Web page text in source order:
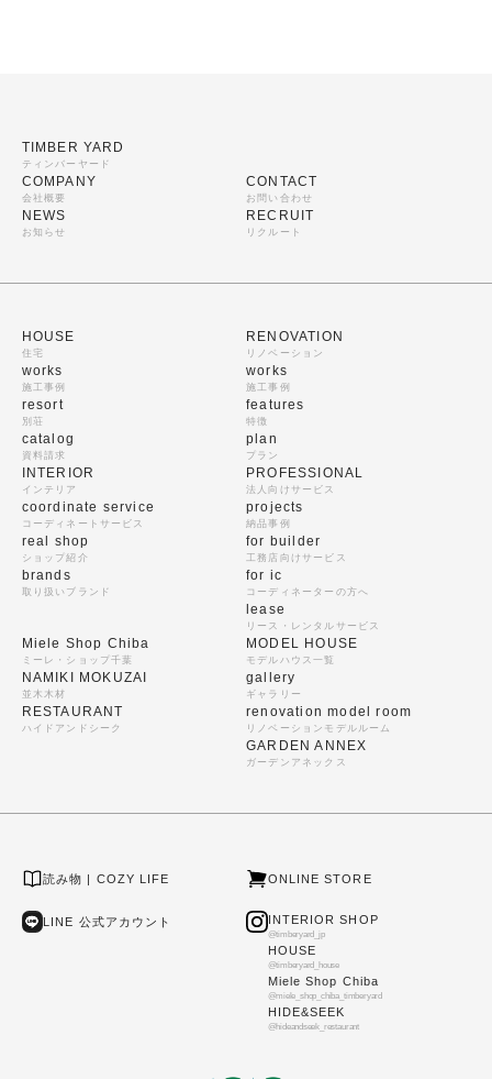
TIMBER YARD
ティンバーヤード
COMPANY
会社概要
NEWS
お知らせ
CONTACT
お問い合わせ
RECRUIT
リクルート
HOUSE
住宅
works
施工事例
resort
別荘
catalog
資料請求
RENOVATION
リノベーション
works
施工事例
features
特徴
plan
プラン
INTERIOR
インテリア
coordinate service
コーディネートサービス
real shop
ショップ紹介
brands
取り扱いブランド
PROFESSIONAL
法人向けサービス
projects
納品事例
for builder
工務店向けサービス
for ic
コーディネーターの方へ
lease
リース・レンタルサービス
Miele Shop Chiba
ミーレ・ショップ千葉
NAMIKI MOKUZAI
並木木材
RESTAURANT
ハイドアンドシーク
MODEL HOUSE
モデルハウス一覧
gallery
ギャラリー
renovation model room
リノベーションモデルルーム
GARDEN ANNEX
ガーデンアネックス
読み物 | COZY LIFE ONLINE STORE
LINE 公式アカウント INTERIOR SHOP
@timberyard_jp
HOUSE
@timberyard_house
Miele Shop Chiba
@miele_shop_chiba_timberyard
HIDE&SEEK
@hideandseek_restaurant